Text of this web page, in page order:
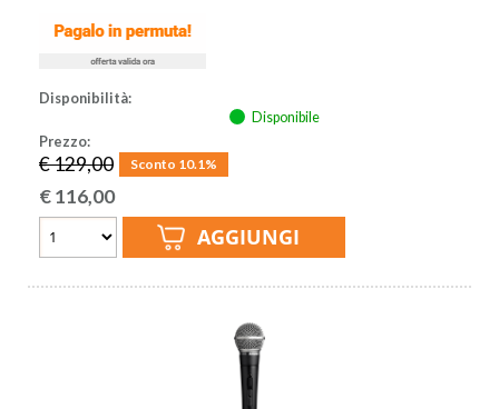
Disponibilità:
Disponibile
Prezzo:
€ 129,00 Sconto 10.1%
€116,00